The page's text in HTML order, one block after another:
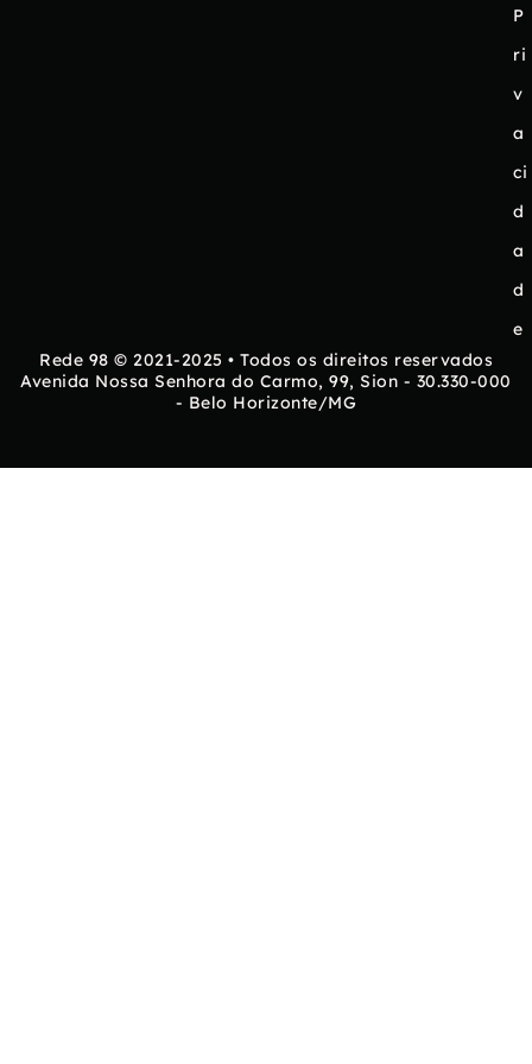
P
ri
v
a
ci
d
a
d
e
Rede 98 © 2021-2025 • Todos os direitos reservados
Avenida Nossa Senhora do Carmo, 99, Sion - 30.330-000
- Belo Horizonte/MG